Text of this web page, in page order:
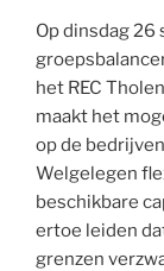
Op dinsdag
het REC
maakt het
op de
Welgelegen
beschikbare
ertoe leiden
grenzen